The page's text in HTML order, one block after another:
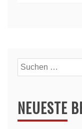
Suchen
nach:
NEUESTE